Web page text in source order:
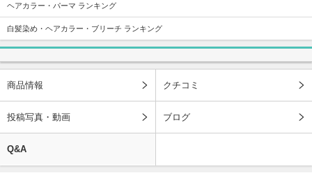
ヘアカラー・パーマ ランキング
白髪染め・ヘアカラー・ブリーチ ランキング
商品情報 クチコミ
投稿写真・動画 ブログ
Q&A